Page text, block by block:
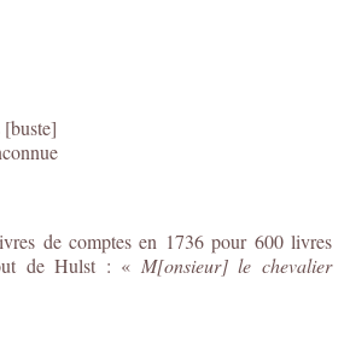
de comptes en 1736 pour 600 livres
de Hulst : « M[onsieur] le chevalier